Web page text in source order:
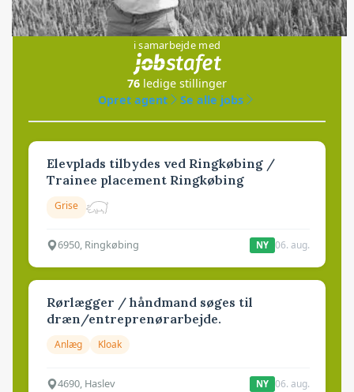
Jobs
i samarbejde med
76 ledige stillinger
Opret agent
Se alle jobs
Elevplads tilbydes ved Ringkøbing /
Trainee placement Ringkøbing
Grise
6950, Ringkøbing NY 06. aug.
Rørlægger / håndmand søges til
dræn/entreprenørarbejde.
Anlæg Kloak
4690, Haslev NY 06. aug.